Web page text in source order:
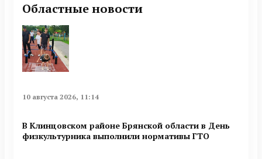
Областные новости
10 августа 2026, 11:14
В Клинцовском районе Брянской области в День
физкультурника выполнили нормативы ГТО